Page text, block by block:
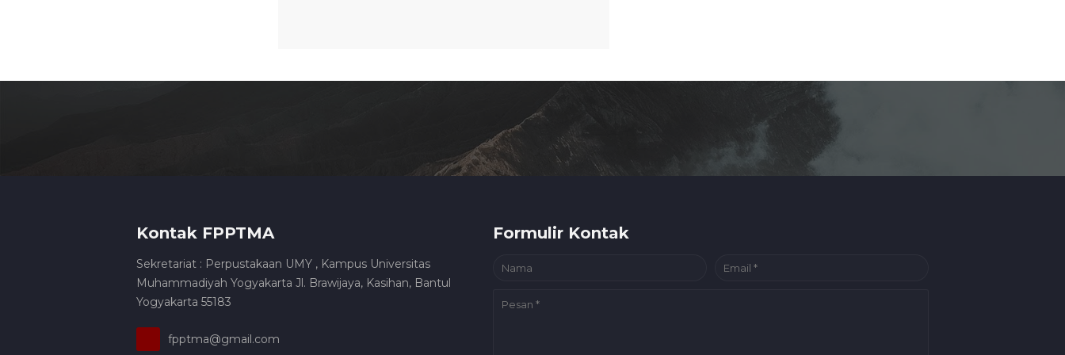
Kontak FPPTMA
Sekretariat : Perpustakaan UMY , Kampus Universitas
Muhammadiyah Yogyakarta Jl. Brawijaya, Kasihan, Bantul
Yogyakarta 55183
fpptma@gmail.com
Formulir Kontak